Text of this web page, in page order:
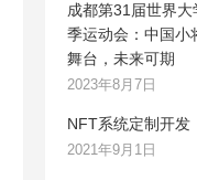
成都第31届世界大
季运动会：中国小
舞台，未来可期
2023年8月7日
NFT系统定制开发
2021年9月1日